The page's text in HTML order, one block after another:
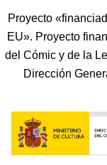
Proyecto
EU». Proyecto
del Cómic y de la
Dirección